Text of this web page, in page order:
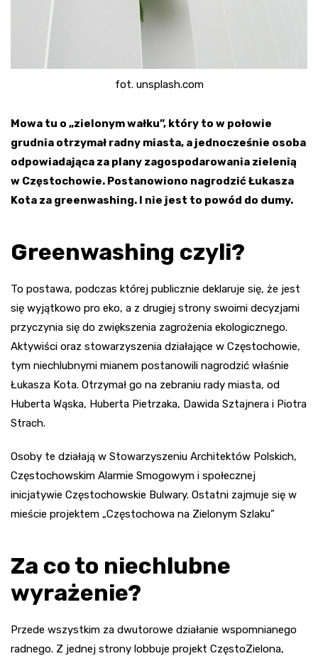
fot. unsplash.com
Mowa tu o „zielonym wałku”, który to w połowie
grudnia otrzymał radny miasta, a jednocześnie osoba
odpowiadająca za plany zagospodarowania zielenią
w Częstochowie. Postanowiono nagrodzić Łukasza
Kota za greenwashing. I nie jest to powód do dumy.
Greenwashing czyli?
To postawa, podczas której publicznie deklaruje się, że jest
się wyjątkowo pro eko, a z drugiej strony swoimi decyzjami
przyczynia się do zwiększenia zagrożenia ekologicznego.
Aktywiści oraz stowarzyszenia działające w Częstochowie,
tym niechlubnymi mianem postanowili nagrodzić właśnie
Łukasza Kota. Otrzymał go na zebraniu rady miasta, od
Huberta Wąska, Huberta Pietrzaka, Dawida Sztajnera i Piotra
Strach.
Osoby te działają w Stowarzyszeniu Architektów Polskich,
Częstochowskim Alarmie Smogowym i społecznej
inicjatywie Częstochowskie Bulwary. Ostatni zajmuje się w
mieście projektem „Częstochowa na Zielonym Szlaku”
Za co to niechlubne
wyrażenie?
Przede wszystkim za dwutorowe działanie wspomnianego
radnego. Z jednej strony lobbuje projekt CzęstoZielona,